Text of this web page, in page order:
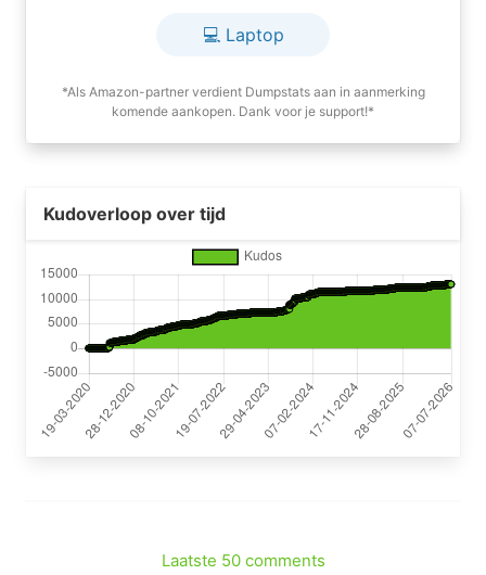
💻 Laptop
*Als Amazon-partner verdient Dumpstats aan in aanmerking
komende aankopen. Dank voor je support!*
Kudoverloop over tijd
Laatste 50 comments